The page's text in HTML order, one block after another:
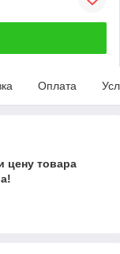
Оплата
цену товара